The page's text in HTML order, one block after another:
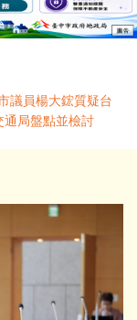
議員楊大鋐質疑台
通局盤點並檢討